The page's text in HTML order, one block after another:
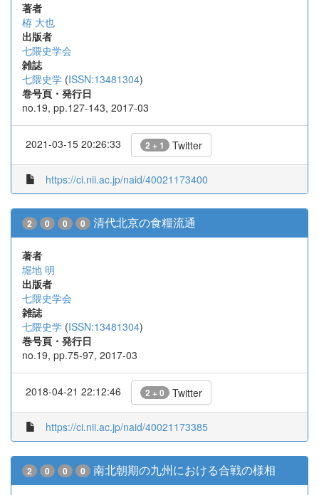
著者
栫 大也
出版者
七隈史学会
雑誌
七隈史学 (ISSN:13481304)
巻号頁・発行日
no.19, pp.127-143, 2017-03
2021-03-15 20:26:33 2 + 1 Twitter
https://ci.nii.ac.jp/naid/40021173400
2 0 0 0 清代北京の食糧流通
著者
堀地 明
出版者
七隈史学会
雑誌
七隈史学 (ISSN:13481304)
巻号頁・発行日
no.19, pp.75-97, 2017-03
2018-04-21 22:12:46 2 + 0 Twitter
https://ci.nii.ac.jp/naid/40021173385
2 0 0 0 南北朝期の九州における合戦の様相